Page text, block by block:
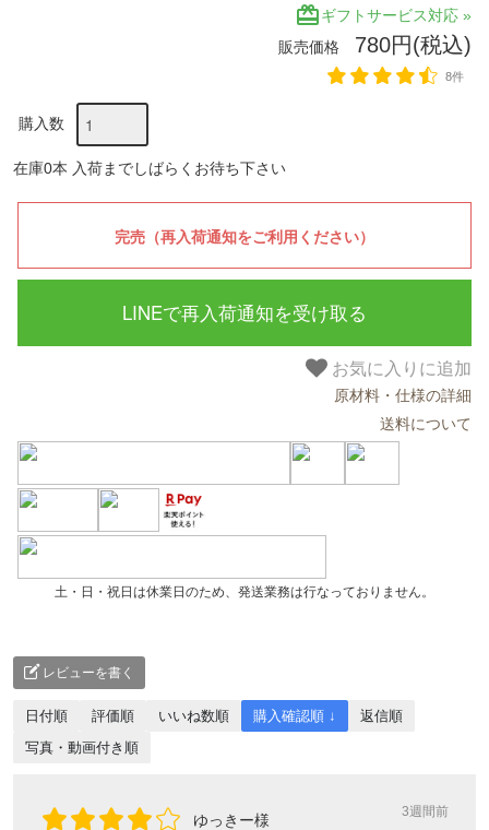
redeemギフトサービス対応 »
販売価格 780円(税込)
8件
購入数
在庫0本 入荷までしばらくお待ち下さい
LINEで再入荷通知を受け取る
お気に入りに追加
原材料・仕様の詳細
送料について
土・日・祝日は休業日のため、発送業務は行なっておりません。
レビューを書く
日付順 評価順 いいね数順 購入確認順 ↓
返信順
写真・動画付き順
ゆっきー様 3週間前